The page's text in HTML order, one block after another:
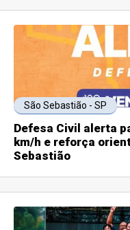
São Sebastião - SP
Defesa Civil alerta
km/h e reforça
Sebastião